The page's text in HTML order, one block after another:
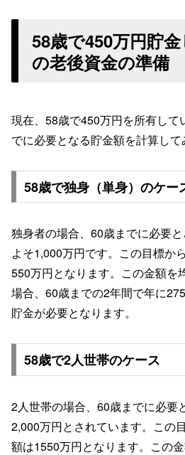
58歳で450万円貯
の老後資金の準備
現在、58歳で450万円を所有して
でに必要となる貯金額を計算して
58歳で独身（単身）のケー
独身者の場合、60歳までに必要
よそ1,000万円です。この目標か
550万円となります。この金額を
場合、60歳までの2年間で年に
貯金が必要となります。
58歳で2人世帯のケース
2人世帯の場合、60歳までに必要
2,000万円とされています。この
額は1550万円となります。この